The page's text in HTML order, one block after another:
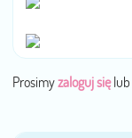
Prosimyzaloguj sięlub